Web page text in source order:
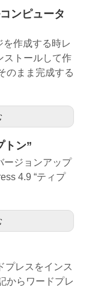
ンピュータ
作成する時レ
ストールして作
のまま完成する
トン”
ージョンアップ
4.9 “ティプ
プレスをインス
からワードプレ